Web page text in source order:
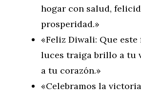
hogar con salud,
prosperidad.»
«Feliz Diwali: Que este
luces traiga brillo a tu
a tu corazón.»
«Celebramos la